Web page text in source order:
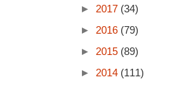
► 2017 (34)
► 2016 (79)
► 2015 (89)
► 2014 (111)